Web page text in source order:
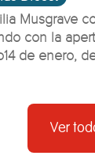
Musgrave
con la
de enero,
Ver